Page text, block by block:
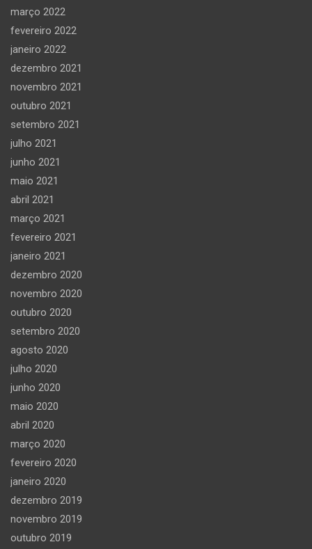
março 2022
fevereiro 2022
janeiro 2022
dezembro 2021
novembro 2021
outubro 2021
setembro 2021
julho 2021
junho 2021
maio 2021
abril 2021
março 2021
fevereiro 2021
janeiro 2021
dezembro 2020
novembro 2020
outubro 2020
setembro 2020
agosto 2020
julho 2020
junho 2020
maio 2020
abril 2020
março 2020
fevereiro 2020
janeiro 2020
dezembro 2019
novembro 2019
outubro 2019